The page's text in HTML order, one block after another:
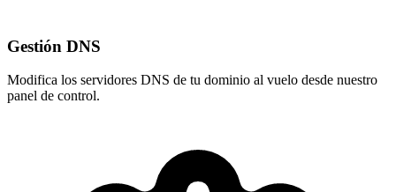
Gestión DNS
Modifica los servidores DNS de tu dominio al vuelo desde nuestro
panel de control.